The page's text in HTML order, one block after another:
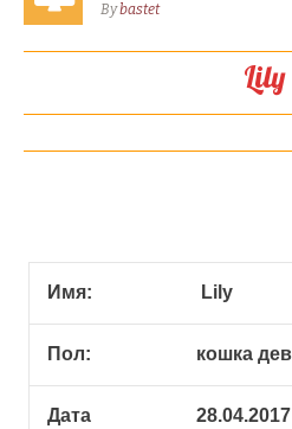
Bybastet
Lily
Имя: Lily
Пол: кошка
Дата
28.04.2017